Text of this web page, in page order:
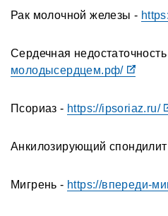
Рак молочной железы -
Сердечная недостаточность
молодысердцем.рф/
Псориаз - https://ipsoriaz.ru/
Анкилозирующий
Мигрень - https://впереди-